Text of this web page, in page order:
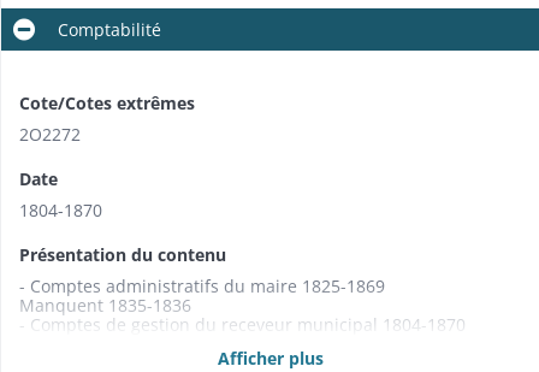
Comptabilité
Cote/Cotes extrêmes
2O2272
Date
1804-1870
Présentation du contenu
- Comptes administratifs du maire 1825-1869
Manquent 1835-1836
- Comptes de gestion du receveur municipal 1804-1870
Afficher plus